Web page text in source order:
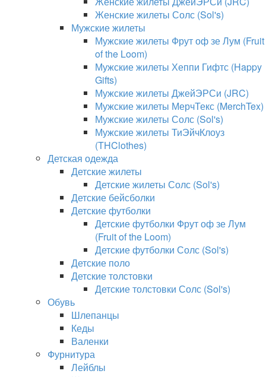
Женские жилеты Солс (Sol's)
Мужские жилеты
Мужские жилеты Фрут оф зе Лум (Fruit
of the Loom)
Мужские жилеты Хеппи Гифтс (Happy
Gifts)
Мужские жилеты ДжейЭРСи (JRC)
Мужские жилеты МерчТекс (MerchTex)
Мужские жилеты Солс (Sol's)
Мужские жилеты ТиЭйчКлоуз
(THClothes)
Детская одежда
Детские жилеты
Детские жилеты Солс (Sol's)
Детские бейсболки
Детские футболки
Детские футболки Фрут оф зе Лум
(Fruit of the Loom)
Детские футболки Солс (Sol's)
Детские поло
Детские толстовки
Детские толстовки Солс (Sol's)
Обувь
Шлепанцы
Кеды
Валенки
Фурнитура
Лейблы